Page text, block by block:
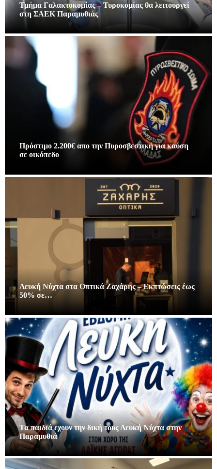
Τμήμα Γαλακτοκομίας – Τυροκομίας θα λειτουργεί
στη ΣΑΕΚ Παραμυθιάς
Πρόστιμο 2.200€ απο την Πυροσβεστική για καύση
σε οικόπεδο
Λευκή Νύχτα στα Οπτικά Ζαχάρης – Εκπτώσεις έως
50% σε…
Τα παιδιά εχουν την δική τους Λευκή Νύχτα στην
Παραμυθιά